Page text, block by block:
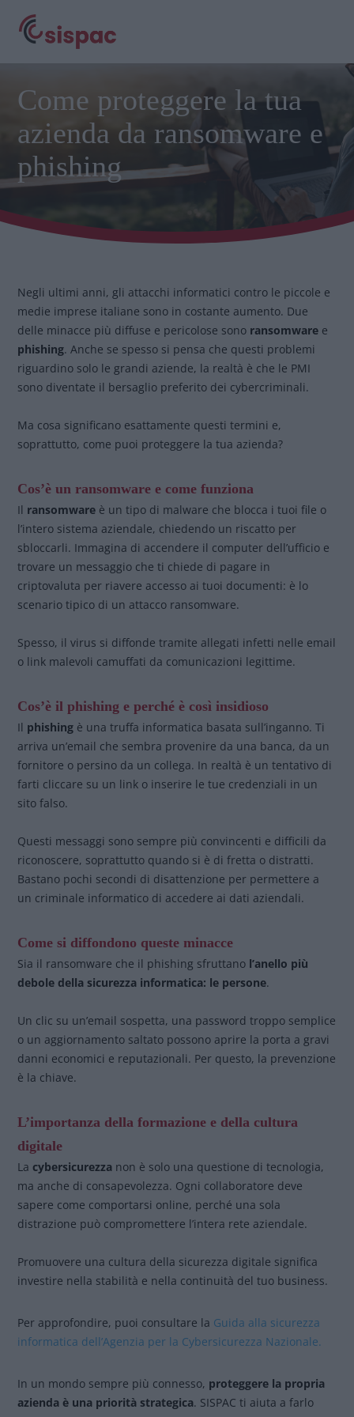
Come proteggere la tua
azienda da ransomware e
phishing
Negli ultimi anni, gli attacchi informatici contro le piccole e
medie imprese italiane sono in costante aumento. Due
delle minacce più diffuse e pericolose sono ransomware e
phishing. Anche se spesso si pensa che questi problemi
riguardino solo le grandi aziende, la realtà è che le PMI
sono diventate il bersaglio preferito dei cybercriminali.
Ma cosa significano esattamente questi termini e,
soprattutto, come puoi proteggere la tua azienda?
Cos’è un ransomware e come funziona
Il ransomware è un tipo di malware che blocca i tuoi file o
l’intero sistema aziendale, chiedendo un riscatto per
sbloccarli. Immagina di accendere il computer dell’ufficio e
trovare un messaggio che ti chiede di pagare in
criptovaluta per riavere accesso ai tuoi documenti: è lo
scenario tipico di un attacco ransomware.
Spesso, il virus si diffonde tramite allegati infetti nelle email
o link malevoli camuffati da comunicazioni legittime.
Cos’è il phishing e perché è così insidioso
Il phishing è una truffa informatica basata sull’inganno. Ti
arriva un’email che sembra provenire da una banca, da un
fornitore o persino da un collega. In realtà è un tentativo di
farti cliccare su un link o inserire le tue credenziali in un
sito falso.
Questi messaggi sono sempre più convincenti e difficili da
riconoscere, soprattutto quando si è di fretta o distratti.
Bastano pochi secondi di disattenzione per permettere a
un criminale informatico di accedere ai dati aziendali.
Come si diffondono queste minacce
Sia il ransomware che il phishing sfruttano l’anello più
debole della sicurezza informatica: le persone.
Un clic su un’email sospetta, una password troppo semplice
o un aggiornamento saltato possono aprire la porta a gravi
danni economici e reputazionali. Per questo, la prevenzione
è la chiave.
L’importanza della formazione e della cultura
digitale
La cybersicurezza non è solo una questione di tecnologia,
ma anche di consapevolezza. Ogni collaboratore deve
sapere come comportarsi online, perché una sola
distrazione può compromettere l’intera rete aziendale.
Promuovere una cultura della sicurezza digitale significa
investire nella stabilità e nella continuità del tuo business.
Per approfondire, puoi consultare la Guida alla sicurezza
informatica dell’Agenzia per la Cybersicurezza Nazionale.
In un mondo sempre più connesso, proteggere la propria
azienda è una priorità strategica. SISPAC ti aiuta a farlo